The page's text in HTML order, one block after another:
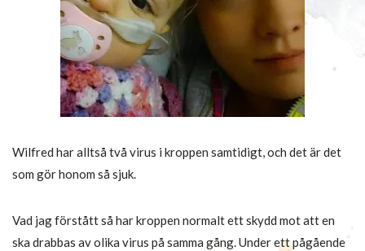
Wilfred har alltså två virus i kroppen samtidigt, och det är det
som gör honom så sjuk.
Vad jag förstått så har kroppen normalt ett skydd mot att en
ska drabbas av olika virus på samma gång. Under ett pågående